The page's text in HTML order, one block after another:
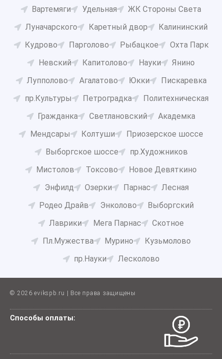
Вартемяги Удельная
ЖК Стороны Света
Луначарского
Каретный двор
Калининский
Кудрово
Парголово Рыбацкое
Охта Парк
Невский
Капитолово Науки
Янино
Лупполово
Агалатово Юкки
Пискаревка
пр.Культуры
Петроградка
Политехническая
Гражданка
Светлановский
Академка
Мендсары
Колтуши
Приозерское шоссе
Выборгское шоссе
пр.Художников
Мистолов
Токсово
Новое Девяткино
Энфилд
Озерки Парнас
Лесная
Родео Драйв
Энколово
Выборгский
Лаврики
Мега Парнас
Скотное
Пл.Мужества
Мурино
Кузьмолово
пр.Науки
Лесколово
© 2026 evikspb.ru | Все права защищены
Способы оплаты: